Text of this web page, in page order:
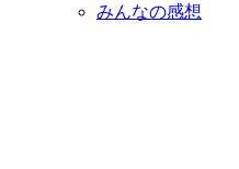
みんなの感想